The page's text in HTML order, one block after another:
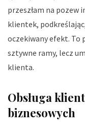
przeszłam na pozew
klientek,
oczekiwany efekt. To
sztywne ramy, lecz
klienta.
Obsługa
biznesowych